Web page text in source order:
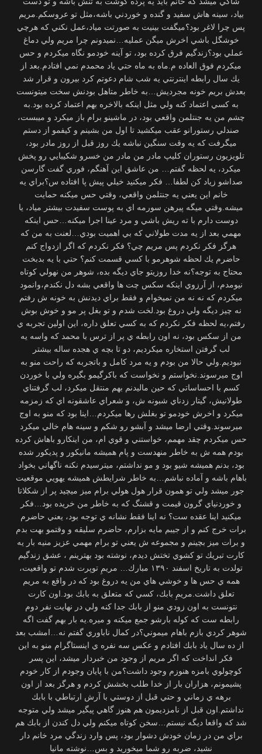
بياد، سينه هاش سفيد و گنده و خوردني باشه،مثل تو عروسكم.مريم
پس چرا لاغر بود؟ميگفت بينيت به صورتت مياد،عمل نكني كه هرچي
خوشگل باشي اخرش ميگن عمليه…نميدونم چرا مريم ولي دماغ
عملي بود؟زندگيم فرق كرده بود، تو آينه خودمو نگاه ميكردم و حس
ميكردم فوق العاده م.ماه به ماه حتي ياد محمدم نمي افتادم.بعد از
يك سال رابطه اينترنتي يه شب شام دعوتم كرد بيرون و قرار شد
بعدش بريم خونه مجرديش…به خاطر متاهل بودنش سخت ميتونست
به كسي اعتماد كنه ولي مثل اينكه بالاخره بهم اعتماد كرده بود.به
چشم من يه جنتلمن واقعي بود، در ماشينو برام باز ميكرد و ميبست،
صندلي رستورانو عقب ميكشيد تا اول من بشينم و كيفمو از دستم
ميگرفت كه يه وقت سنگين نباشه يك روز قبل از روز مادر بود،
تلويزيون رستوران كليپ مادر من مادر من خسرو شكيبايي رو پخش
ميكرد، يه لحظه گفتم… من عاشق اين آهنگم، فوري گفت گارسن
صداشو زياد كن لطفا… فكر ميكنيد خيلي پيش پا افتاده س؟براي يه
خانم اين يعني يه جنتلمن واقعي، وقتي حس ميكنه حمايت
ميشه.وقتي ميگه پيرهن سورمه اي به پوست سفيدت بيشتر مياد، يا
دوست دارم با ته ريش باشي و مرد عينا اجرا ميكنه…حس اينكه
مهمي بعد از يه مدت طولاني كه بي اهميت بودي…لعنت به من كه
هرگز فكر نكردم پس مريم چي؟ فكر نكردم كه اگر ازدواج كنم
حاضرم يك لحظه شوهرمو با كسي قسمت كنم؟ حتي با يه بدبخت
محتاج به توجه؟نه خدا روزيتو جاي ديگه بده، شوهر من نهولي كوتاه
نيومدم، از آرزوي اينكه سكس چت ها واقعي بشه دل نكندم،وانمود
ميكردم كه نه نه من نميخوام و فقط براي ديدنش به خونه ش رفتم
نه چيز ديگه ولي دروغ بود.لخت شدم و تو بغل پر مو و خوش بوش
رفتم،يه لحظه فكر نكردم كه به كسي تعلق داره، اين اولين تجربه ي
من از سكس بود، نه اون رابطه ي پر از ترس با محمد كه واسه يه
لب گرفتن استخاره ميكرديم، دو تا بچه ي هجده ساله بيشتر
نبوديم.ولي حالا من بودم و يه مرد كامل و باتجربه كه راحت منو به
اوج ميرسوند.نخواستم و نخواست كه باكرگيمو بگيره ولي با خوردن
كسم با احساساتي كه حين ماليدنم بهم منتقل ميكرد، لب گرفتناي
طولانيش، گيتار زدناي شبونه ش، و شعراي عاشقونه اي كه زمزمه
ميكرد و اخرش خودمو تو بغلش رها ميكردم…اينا بود كه منو به اوج
ميرسوند.وقتي ارضا ميشد و آبشو رو شكم و سينه هام خالي ميكرد
حس ميكردم چقد مهمم، خواستني و قوي ام، من اينكارو باهاش كرده
بودم همه ش به خاطر منهدست و پام هميشه مانيكور و پديكور شده
بود، بدنم هميشه شيو بود و مو نداشتم، ميترسيدم نكنه ناگهاني بخواد
باهام باشه و آماده نباشم…به خاطر شرايطش هميشه يهويي موقعيت
جور ميشد ولي تو همون قرار هول هولي برام ميز ميچيد پر از شكلاتا
و خوردنياي گرون قيمت و قشنگ كه به خاطر من خريده بود…فكر
ميكنيد اينا عقده ست؟ نه اينا فقط نشانه ي توجه بود، يعني حاضرم
برات خرج كنم و از جيبم مايه بزارم، حاضرم سليقه و وقتمو بهت بدم
و برات ميز بچينم و مجموعه ش يعني تو برام مهمي عزيز منيه بار يه
كارت تبريك تو كشوي تختش ديدم، نوشته بود بهترينم ، عشق زندگيم
تولدت به تاريخ اسفند ١٣٩٠ مبارك… مريمِ توپرت شدم تو واقعيت،
همه ي حس ها و خوشي هاي من يه دروغ بود كه در واقع به مريم
تعلق داشت.مريمِ بابك، كسي كه متعلق به بابك بود.اون كارت
نتونست به اون زودي منو از بابك جدا كنه ولي در نهايت نفر دوم
رابطه ست كه كوله بارشو جمع ميكنه و ميره.يه بار بهم گفت اگه
شوهر كردي بازم باهام ميموني؟در كمال ناباوري گفتم نه…امشب بعد
از ده سال ياد بابك افتادم و عكس سه نفره ي اينستاگرام منو به اين
فكر انداخت كه اگر مريم از وجود من خبردار ميشد، اين پسر
كوچولوي بامزه هنوزم وجود داشت؟من با پایان وجودم از كار خودم
پشيمونم، هزاران بار از خدا طلب بخشش كردم و هرگز بعد از اون
برهه ي زماني و حتي قبل از دوستي با آرش ارتباطي با بابك
نداشتم.اون قبل از نامزديمون هم هنوز گاهي پيگير ميشد ولي متوجه
شد كه واقعا ديگه نيستم…سخن كوتاه ميكنم ولي دل كندن از بابك هم
براي من در زمان خودش دشوار بود، پس وارد زندگي مرد خانم دار
نشيد، ضربه رو شما ميخوريد و بس…نوشته مانيا